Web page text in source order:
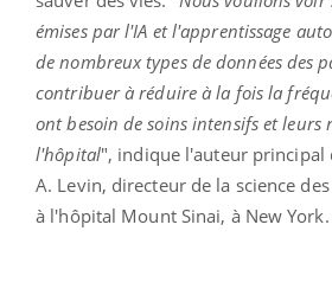
émises par l'IA et l'apprentissage
de nombreux types de données des
contribuer à réduire à la fois la
ont besoin de soins intensifs et leurs
l'hôpital", indique l'auteur principal
A. Levin, directeur de la science
à l'hôpital Mount Sinai, à New York.